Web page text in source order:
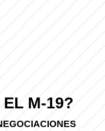
M-19?